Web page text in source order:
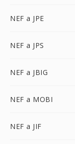
NEF a JPE
NEF a JPS
NEF a JBIG
NEF a MOBI
NEF a JIF